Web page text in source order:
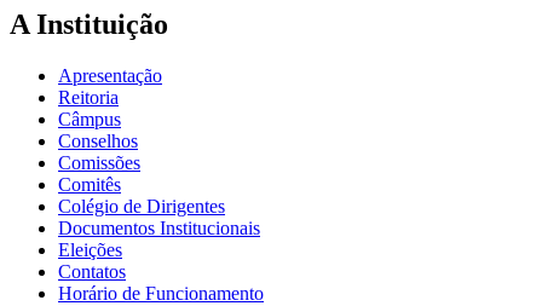
A Instituição
Apresentação
Reitoria
Câmpus
Conselhos
Comissões
Comitês
Colégio de Dirigentes
Documentos Institucionais
Eleições
Contatos
Horário de Funcionamento